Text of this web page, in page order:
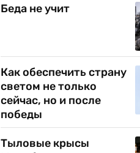
Беда не учит
Как обеспечить страну
светом не только
сейчас, но и после
победы
Тыловые крысы